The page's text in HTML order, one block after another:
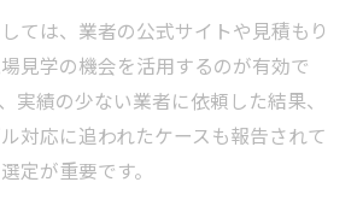
ては、業者の公式サイトや見積もり
見学の機会を活用するのが有効で
実績の少ない業者に依頼した結果、
対応に追われたケースも報告されて
定が重要です。